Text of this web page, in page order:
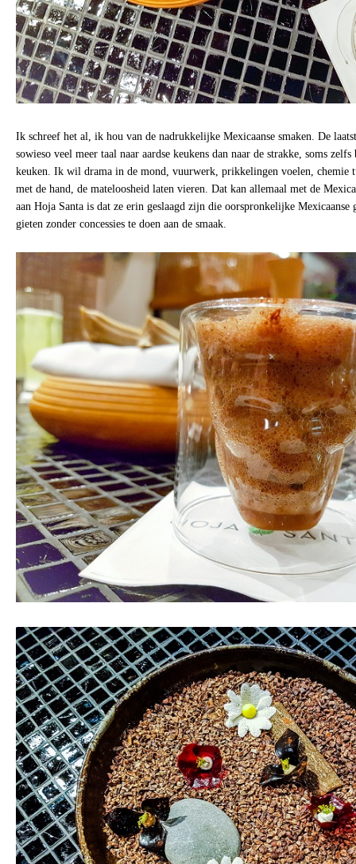
Ik schreef het al, ik hou van de nadrukkelijke Mexicaanse smaken. De
sowieso veel meer taal naar aardse keukens dan naar de strakke, soms
keuken. Ik wil drama in de mond, vuurwerk, prikkelingen voelen, chemie
met de hand, de mateloosheid laten vieren. Dat kan allemaal met de
aan Hoja Santa is dat ze erin geslaagd zijn die oorspronkelijke Mexicaanse
gieten zonder concessies te doen aan de smaak.